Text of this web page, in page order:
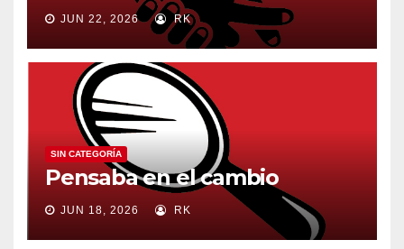
JUN 22, 2026 RK
SIN CATEGORÍA
Pensaba en el cambio
JUN 18, 2026 RK